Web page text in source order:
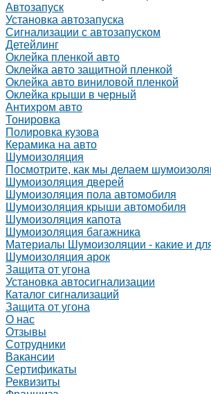
Автозапуск
Установка автозапуска
Сигнализации с автозапуском
Детейлинг
Оклейка пленкой авто
Оклейка авто защитной пленкой
Оклейка авто виниловой пленкой
Оклейка крыши в черный
Антихром авто
Тонировка
Полировка кузова
Керамика на авто
Шумоизоляция
Посмотрите, как мы делаем
Шумоизоляция дверей
Шумоизоляция пола автомобиля
Шумоизоляция крыши автомобиля
Шумоизоляция капота
Шумоизоляция багажника
Материалы Шумоизоляции - какие и
Шумоизоляция арок
Защита от угона
Установка автосигнализации
Каталог сигнализаций
Защита от угона
О нас
Отзывы
Сотрудники
Вакансии
Сертификаты
Реквизиты